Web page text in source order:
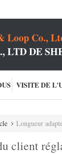
Loop Co.,
LTD DE
VISITE DE
Longueur
client